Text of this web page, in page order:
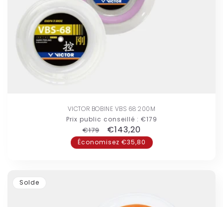
VICTOR BOBINE VBS 68 200M
Prix public conseillé : €179
Prix
habituel
€179
Prix
promotionnel
€143,20
Économisez €35,80
Solde